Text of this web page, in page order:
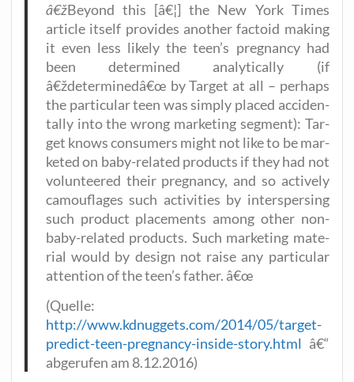
â€žBey­ond this [â€¦] the New York Times
artic­le its­elf pro­vi­des ano­ther fac­to­id making
it even less likely the teen’s pregnan­cy had
been deter­mi­ned ana­ly­ti­cal­ly (if
â€ždeterminedâ€œ by Tar­get at all – per­haps
the par­ti­cu­lar teen was sim­ply pla­ced acci­den­
tal­ly into the wrong mar­ke­ting seg­ment): Tar­
get knows con­su­mers might not like to be mar­
ke­ted on baby-rela­ted pro­ducts if they had not
vol­un­tee­red their pregnan­cy, and so actively
camou­fla­ges such acti­vi­ties by inters­per­sing
such pro­duct pla­ce­ments among other non-
baby-rela­ted pro­ducts. Such mar­ke­ting mate­
ri­al would by design not rai­se any par­ti­cu­lar
atten­ti­on of the teen’s father. â€œ
(Quel­le:
http://www.kdnuggets.com/2014/05/target-
predict-teen-pregnancy-inside-story.html â€“
abge­ru­fen am 8.12.2016)